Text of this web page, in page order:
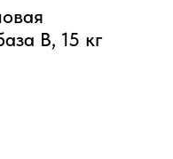
B, 15 кг